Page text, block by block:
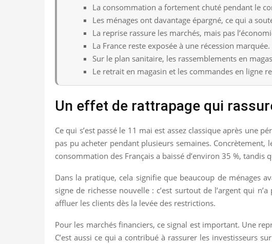
La consommation a fortement chuté pendant le
Les ménages ont davantage épargné, ce qui a
La reprise rassure les marchés, mais pas
La France reste exposée à une récession marquée.
Sur le plan sanitaire, les rassemblements en
Le retrait en magasin et les commandes en ligne
Un effet de rattrapage qui
Ce qui s’est passé le 11 mai est assez classique après une
pas pu acheter pendant plusieurs semaines. Concrètement,
consommation des Français a baissé d’environ 35 %,
Dans la pratique, cela signifie que beaucoup de ménages
signe de richesse nouvelle : c’est surtout de l’argent qui
affluer les clients dès la levée des restrictions.
Pour les marchés financiers, ce signal est important. Une
C’est aussi ce qui a contribué à rassurer les investisseurs